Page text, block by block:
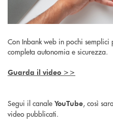
Con Inbank web in pochi
completa autonomia e sicurezza.
Guarda il video >>
Segui il canale YouTube, così
video pubblicati.